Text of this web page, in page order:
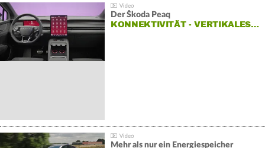
Der Škoda Peaq
KONNEKTIVITÄT - VERTIKALES…
Mehr als nur ein Energiespeicher